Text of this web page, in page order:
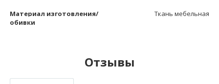
Материал изготовления/
обивки
Ткань мебельная
Отзывы